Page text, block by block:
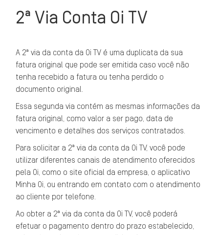
2ª Via Conta Oi TV
A 2ª via da conta da Oi TV é uma duplicata da sua
fatura original que pode ser emitida caso você não
tenha recebido a fatura ou tenha perdido o
documento original.
Essa segunda via contém as mesmas informações da
fatura original, como valor a ser pago, data de
vencimento e detalhes dos serviços contratados.
Para solicitar a 2ª via da conta da Oi TV, você pode
utilizar diferentes canais de atendimento oferecidos
pela Oi, como o site oficial da empresa, o aplicativo
Minha Oi, ou entrando em contato com o atendimento
ao cliente por telefone.
Ao obter a 2ª via da conta da Oi TV, você poderá
efetuar o pagamento dentro do prazo estabelecido,